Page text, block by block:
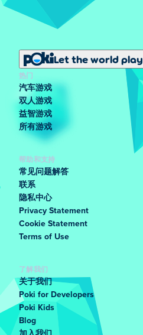
Let the world play
热门
汽车游戏
双人游戏
益智游戏
所有游戏
帮助和支持
常见问题解答
联系
隐私中心
Privacy Statement
Cookie Statement
Terms of Use
了解我们
关于我们
Poki for Developers
Poki Kids
Blog